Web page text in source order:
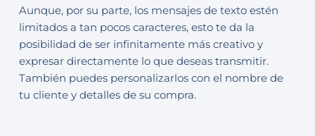
Aunque, por su parte, los mensajes de texto estén
limitados a tan pocos caracteres, esto te da la
posibilidad de ser infinitamente más creativo y
expresar directamente lo que deseas transmitir.
También puedes personalizarlos con el nombre de
tu cliente y detalles de su compra.